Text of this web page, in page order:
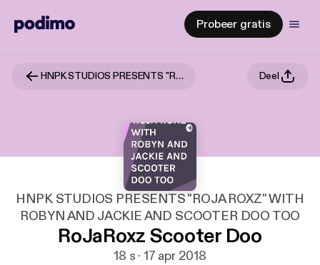
Probeer gratis
HNPK STUDIOS PRESENTS "ROJA ROXZ" WITH ROBYN AND JACKIE AND SCOOTER DOO TOO Deel
HNPK STUDIOS PRESENTS "ROJA ROXZ" WITH
ROBYN AND JACKIE AND SCOOTER DOO TOO
RoJaRoxz Scooter Doo
18 s · 17 apr 2018